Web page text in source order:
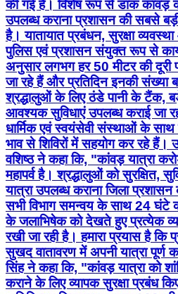
की गई है। विशेष रूप से डाक कांवड़ को
उपलब्ध कराना प्रशासन की सबसे
है। यातायात प्रबंधन, सुरक्षा
पुलिस एवं प्रशासन संयुक्त रूप से
अनुसार लगभग हर 50 मीटर की दूरी
जा रहे हैं और प्रतिदिन इनकी संख्या
श्रद्धालुओं के लिए ठंडे पानी के टैंक,
आवश्यक सुविधाएं उपलब्ध कराई जा
धार्मिक एवं स्वयंसेवी संस्थाओं के साथ
भाव से शिविरों में सहयोग कर रहे हैं।
वशिष्ठ ने कहा कि, "कांवड़ यात्रा
महापर्व है। श्रद्धालुओं को सुरक्षित,
यात्रा उपलब्ध कराना जिला प्रशासन
सभी विभाग समन्वय के साथ 24 घंटे
के जलाभिषेक को देखते हुए प्रत्येक
रखी जा रही है। हमारा प्रयास है कि
सुखद वातावरण में अपनी यात्रा
सिंह ने कहा कि, "कांवड़ यात्रा को
कराने के लिए व्यापक सुरक्षा प्रबंध